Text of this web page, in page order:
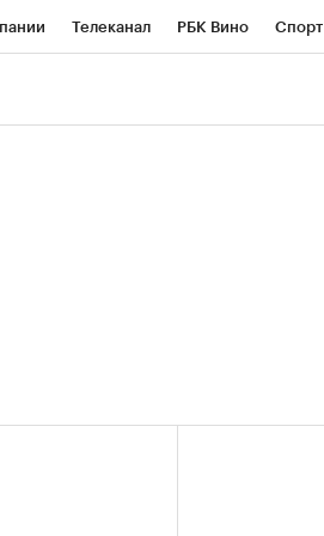
Телеканал РБК Вино Спорт